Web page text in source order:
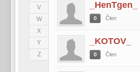
V
W
X
Y
Z
_HenTgen_
0 Člen
_KOTOV_
0 Člen